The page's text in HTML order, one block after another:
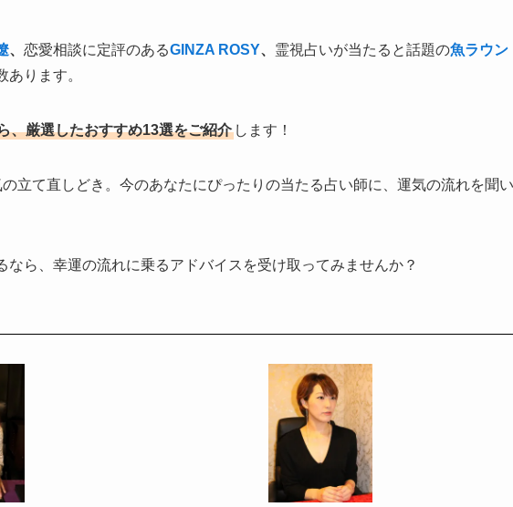
、 恋愛相談に定評のあるGINZA ROSY、 霊視占いが当たると話題の魚ラウン
ります。
、厳選したおすすめ13選をご紹介 します！
立て直しどき。今のあなたにぴったりの当たる占い師に、運気の流れを聞い
ら、幸運の流れに乗るアドバイスを受け取ってみませんか？